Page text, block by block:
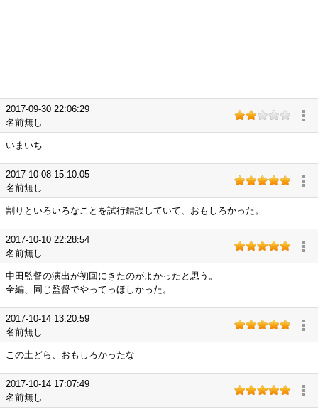
2017-09-30 22:06:29
名前無し
いまいち
2017-10-08 15:10:05
名前無し
割りといろいろなことを試行錯誤していて、おもしろかった。
2017-10-10 22:28:54
名前無し
中田監督の演出が初回にきたのがよかったと思う。
全編、同じ監督でやってっほしかった。
2017-10-14 13:20:59
名前無し
この土どら、おもしろかったな
2017-10-14 17:07:49
名前無し